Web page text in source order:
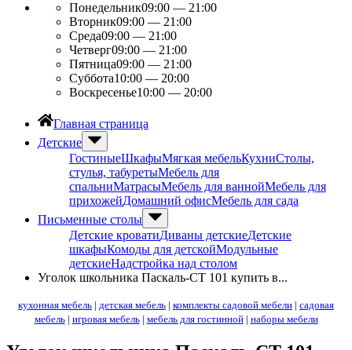
Понедельник09:00 — 21:00
Вторник09:00 — 21:00
Среда09:00 — 21:00
Четверг09:00 — 21:00
Пятница09:00 — 21:00
Суббота10:00 — 20:00
Воскресенье10:00 — 20:00
Главная страница
Детские
ГостиныеШкафыМягкая мебельКухниСтолы,
стулья, табуретыМебель для
спальниМатрасыМебель для ваннойМебель для
прихожейДомашний офисМебель для сада
Письменные столы
Детские кроватиДиваны детскиеДетские
шкафыКомоды для детскойМодульные
детскиеНадстройка над столом
Уголок школьника Паскаль-СТ 101 купить в...
кухонная мебель | детская мебель | комплекты садовой мебели | садовая
мебель| игровая мебель| мебель для гостинной| наборы мебели